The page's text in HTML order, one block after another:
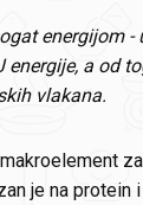
energijom
a od
vlakana.
je na protein